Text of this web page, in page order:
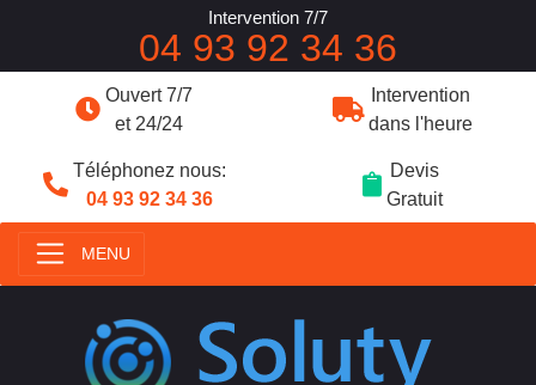
Ouvert 7/7
et 24/24
Intervention
dans l'heure
Téléphonez nous:
04 93 92 34 36
Devis
Gratuit
MENU
Intervention 7/7
04 93 92 34 36